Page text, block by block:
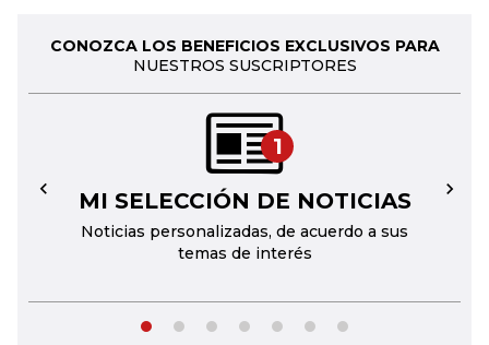
CONOZCA LOS BENEFICIOS EXCLUSIVOS PARA
NUESTROS SUSCRIPTORES
1
MI SELECCIÓN DE NOTICIAS
Noticias personalizadas, de acuerdo a sus
temas de interés
← →